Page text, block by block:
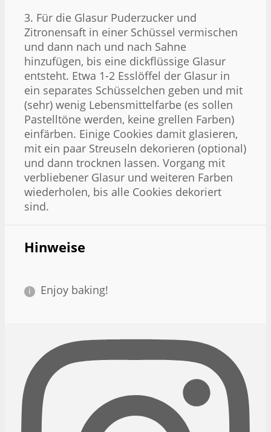
3. Für die Glasur Puderzucker und
Zitronensaft in einer Schüssel vermischen
und dann nach und nach Sahne
hinzufügen, bis eine dickflüssige Glasur
entsteht. Etwa 1-2 Esslöffel der Glasur in
ein separates Schüsselchen geben und mit
(sehr) wenig Lebensmittelfarbe (es sollen
Pastelltöne werden, keine grellen Farben)
einfärben. Einige Cookies damit glasieren,
mit ein paar Streuseln dekorieren (optional)
und dann trocknen lassen. Vorgang mit
verbliebener Glasur und weiteren Farben
wiederholen, bis alle Cookies dekoriert
sind.
Hinweise
Enjoy baking!